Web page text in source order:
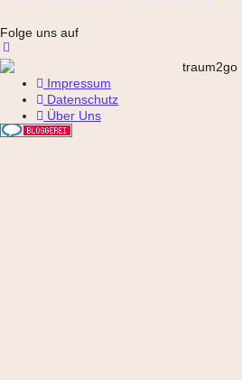
Folge uns auf
Impressum
Datenschutz
Über Uns